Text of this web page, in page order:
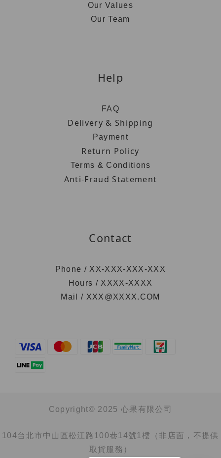
Our Values
Our Team
Help
FAQ
Delivery & Shipping
Payment
Return Policy
Terms & Conditions
Anti-Fraud Statement
Contact
Phone / XX-XXX-XXX-XXX
Hours / XXXX-XXXX
Mail / XXX@XXXX.COM
Copyright© 2025 心果有限公司
104台北市中山區松江路100巷14號1樓（非店面，不提供
取貨服務）